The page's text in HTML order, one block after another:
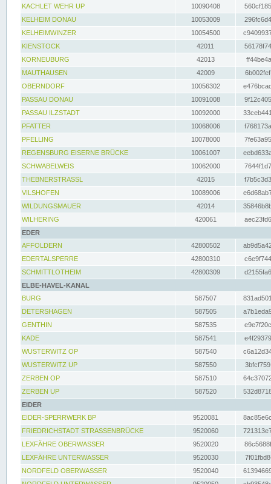
KACHLET WEHR UP
10090408
KELHEIM DONAU
10053009
KELHEIMWINZER
10054500
KIENSTOCK
42011
KORNEUBURG
42013
MAUTHAUSEN
42009
OBERNDORF
10056302
PASSAU DONAU
10091008
PASSAU ILZSTADT
10092000
PFATTER
10068006
PFELLING
10078000
REGENSBURG EISERNE BRÜCKE
10061007
SCHWABELWEIS
10062000
THEBNERSTRASSL
42015
VILSHOFEN
10089006
WILDUNGSMAUER
42014
WILHERING
420061
EDER
AFFOLDERN
42800502
EDERTALSPERRE
42800310
SCHMITTLOTHEIM
42800309
ELBE-HAVEL-KANAL
BURG
587507
DETERSHAGEN
587505
GENTHIN
587535
KADE
587541
WUSTERWITZ OP
587540
WUSTERWITZ UP
587550
ZERBEN OP
587510
ZERBEN UP
587520
EIDER
EIDER-SPERRWERK BP
9520081
FRIEDRICHSTADT STRASSENBRÜCKE
9520060
LEXFÄHRE OBERWASSER
9520020
LEXFÄHRE UNTERWASSER
9520030
NORDFELD OBERWASSER
9520040